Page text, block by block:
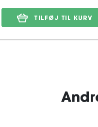
TILFØJ TIL KURV